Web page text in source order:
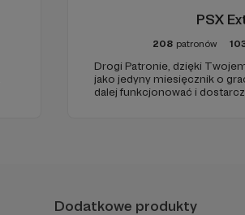
PSX
208 patronów
Drogi Patronie, dzięki
jako jedyny miesięcznik o
dalej funkcjonować i
Dodatkowe produkty